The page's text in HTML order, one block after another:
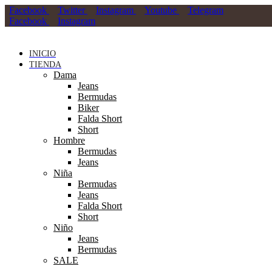
Facebook Twitter Instagram Youtube
Telegram
Facebook
Instagram
INICIO
TIENDA
Dama
Jeans
Bermudas
Biker
Falda Short
Short
Hombre
Bermudas
Jeans
Niña
Bermudas
Jeans
Falda Short
Short
Niño
Jeans
Bermudas
SALE